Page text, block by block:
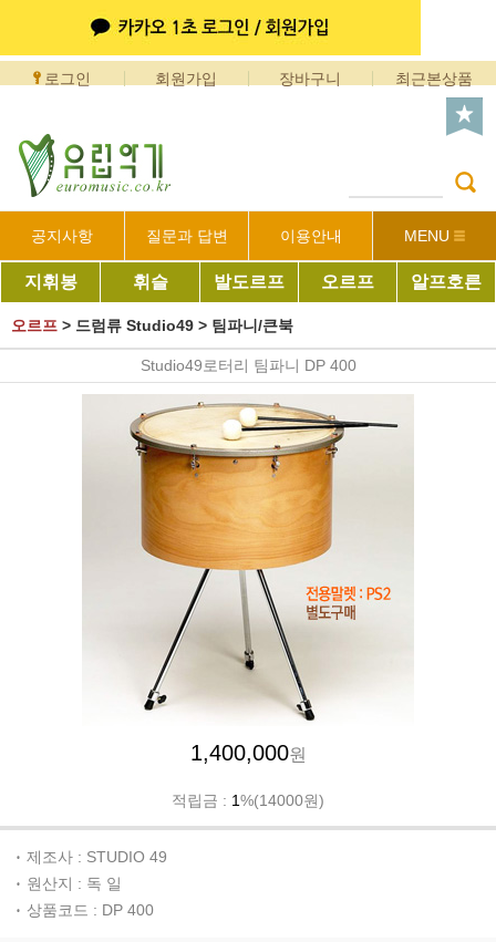
로그인 회원가입 장바구니 최근본상품
공지사항 질문과 답변 이용안내 MENU
지휘봉 휘슬 발도르프 오르프 알프호른
오르프 > 드럼류 Studio49 > 팀파니/큰북
Studio49로터리 팀파니 DP 400
1,400,000원
적립금 : 1%(14000원)
제조사 : STUDIO 49
원산지 : 독 일
상품코드 : DP 400